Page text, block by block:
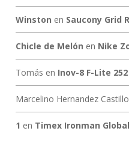
Winston en Saucony Grid
Chicle de Melón en Nike
Tomás en Inov-8 F-Lite 252
Marcelino Hernandez Castillo
1 en Timex Ironman